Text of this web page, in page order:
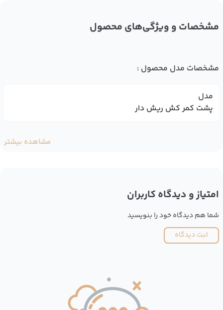
مشخصات و ویژگی‌های محصول
مشخصات مدل محصول :
مدل
پشت کمر کش ریش دار
مشاهده بیشتر
امتیاز و دیدگاه کاربران
شما هم دیدگاه خود را بنویسید
ثبت دیدگاه